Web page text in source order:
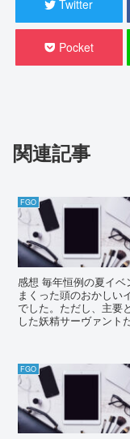
Twitter
Pocket
関連記事
FGO
感想 毎年恒例の夏イ
まくった頭のおかしい
でした。ただし、主要
した妖精サーヴァント
FGO